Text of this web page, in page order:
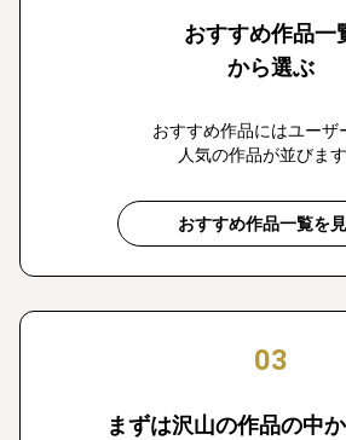
おすすめ作品一
から選ぶ
おすすめ作品にはユーザ
人気の作品が並びます
おすすめ作品一覧を
03
まずは沢山の作品の中か